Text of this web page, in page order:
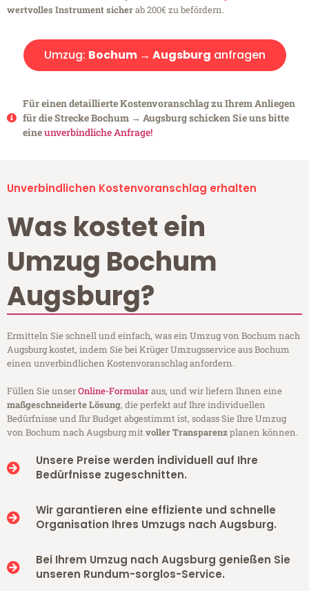
wertvolles Instrument sicherab 200€ zu befördern.
Umzug: Bochum → Augsburg anfragen
Für einen detaillierte Kostenvoranschlag zu Ihrem Anliegen
für die Strecke Bochum → Augsburg schicken Sie uns bitte
eineunverbindliche Anfrage!
Unverbindlichen Kostenvoranschlag erhalten
Was kostet ein
Umzug Bochum
Augsburg?
Ermitteln Sie schnell und einfach, was ein Umzug von Bochum nach
Augsburg kostet, indem Sie bei Krüger Umzugsservice aus Bochum
einen unverbindlichen Kostenvoranschlag anfordern.
Füllen Sie unserOnline-Formularaus, und wir liefern Ihnen eine
maßgeschneiderte Lösung, die perfekt auf Ihre individuellen
Bedürfnisse und Ihr Budget abgestimmt ist, sodass Sie Ihre Umzug
von Bochum nach Augsburg mitvoller Transparenzplanen können.
Unsere Preise werden individuell auf Ihre
Bedürfnisse zugeschnitten.
Wir garantieren eine effiziente und schnelle
Organisation Ihres Umzugs nach Augsburg.
Bei Ihrem Umzug nach Augsburg genießen Sie
unseren Rundum-sorglos-Service.